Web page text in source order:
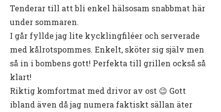
Tenderar till att bli enkel hälsosam snabbmat här
under sommaren.
I går fyllde jag lite kycklingfiléer och serverade
med kålrotspommes. Enkelt, sköter sig själv men
så in i bombens gott! Perfekta till grillen också så
klart!
Riktig komfortmat med drivor av ost 😉 Gott
ibland även då jag numera faktiskt sällan äter